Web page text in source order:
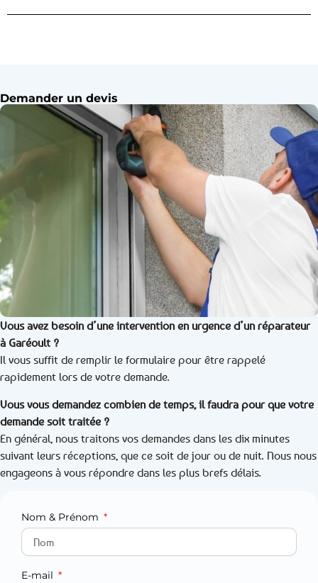
Demander un devis
Vous avez besoin d’une intervention en urgence d’un réparateur
à Garéoult ?
Il vous suffit de remplir le formulaire pour être rappelé
rapidement lors de votre demande.
Vous vous demandez combien de temps, il faudra pour que votre
demande soit traitée ?
En général, nous traitons vos demandes dans les dix minutes
suivant leurs réceptions, que ce soit de jour ou de nuit. Nous nous
engageons à vous répondre dans les plus brefs délais.
Nom & Prénom
E-mail